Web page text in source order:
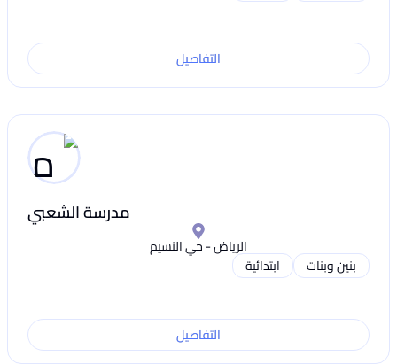
التفاصيل
مدرسة الشعبي
الرياض - حي النسيم
بنين وبنات
ابتدائية
التفاصيل